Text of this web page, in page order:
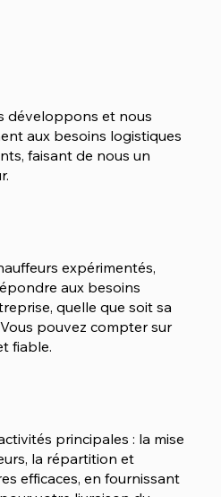
développons et nous
aux besoins logistiques
faisant de nous un
expérimentés,
aux besoins
quelle que soit sa
pouvez compter sur
fiable.
principales : la mise
la répartition et
efficaces, en fournissant